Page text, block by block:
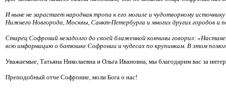
И ныне не зарастает народная тропа к его могиле и чудотворному
Нижнего Новгорода, Москвы, Санкт-Петербурга и многих других городов
Старец Софроний незадолго до своей блаженной кончины говорил:
всю информацию о батюшке Софронии и чудесах по крупинкам. В этом
Уважаемые, Татьяна Николаевна и Ольга Ивановна, мы благодарим вас за
Преподобный отче Софроние, моли Бога о нас!